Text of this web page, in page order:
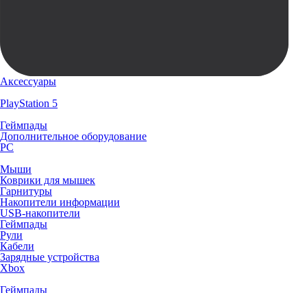
Аксессуары
PlayStation 5
Геймпады
Дополнительное оборудование
PC
Мыши
Коврики для мышек
Гарнитуры
Накопители информации
USB-накопители
Геймпады
Рули
Кабели
Зарядные устройства
Xbox
Геймпады